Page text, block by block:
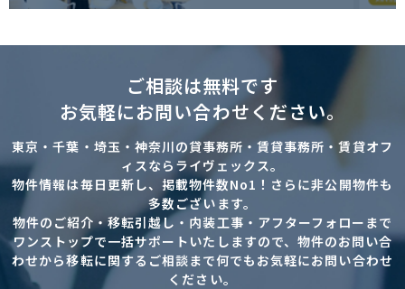
ご相談は無料です
お気軽にお問い合わせください。
東京・千葉・埼玉・神奈川の貸事務所・賃貸事務所・賃貸オフ
ィスならライヴェックス。
物件情報は毎日更新し、掲載物件数No1！さらに非公開物件も
多数ございます。
物件のご紹介・移転引越し・内装工事・アフターフォローまで
ワンストップで一括サポートいたしますので、物件のお問い合
わせから移転に関するご相談まで何でもお気軽にお問い合わせ
ください。